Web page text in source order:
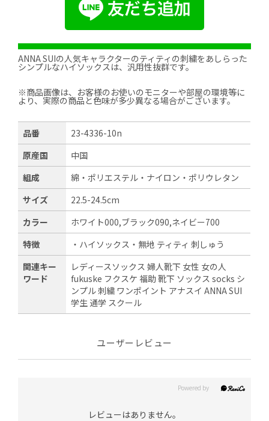
ANNA SUIの人気キャラクターのティティの刺繍をあしらった
シンプルなハイソックスは、汎用性抜群です。
※商品画像は、お客様のお使いのモニターや部屋の環境等に
より、実際の商品と色味が多少異なる場合がございます。
品番
23-4336-10n
原産国
中国
組成
綿・ポリエステル・ナイロン・ポリウレタン
サイズ
22.5-24.5cm
カラー
ホワイト000,ブラック090,ネイビー700
特徴
・ハイソックス・無地 ティティ 刺しゅう
関連キー
ワード
レディースソックス 婦人靴下 女性 女の人
fukuske フクスケ 福助 靴下 ソックス socks シ
ンプル 刺繍 ワンポイント アナスイ ANNA SUI
学生 通学 スクール
ユーザーレビュー
レビューはありません。